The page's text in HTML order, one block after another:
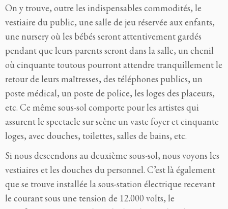
On y trouve, outre les indispensables commodités, le
vestiaire du public, une salle de jeu réservée aux enfants,
une nursery où les bébés seront attentivement gardés
pendant que leurs parents seront dans la salle, un chenil
où cinquante toutous pourront attendre tranquillement le
retour de leurs maîtresses, des téléphones publics, un
poste médical, un poste de police, les loges des placeurs,
etc. Ce même sous-sol comporte pour les artistes qui
assurent le spectacle sur scène un vaste foyer et cinquante
loges, avec douches, toilettes, salles de bains, etc.
Si nous descendons au deuxième sous-sol, nous voyons les
vestiaires et les douches du personnel. C’est là également
que se trouve installée la sous-station électrique recevant
le courant sous une tension de 12.000 volts, le